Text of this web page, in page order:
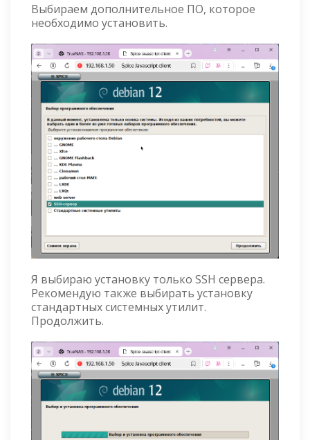
Выбираем дополнительное ПО, которое
необходимо установить.
Я выбираю установку только SSH сервера.
Рекомендую также выбирать установку
стандартных системных утилит.
Продолжить.